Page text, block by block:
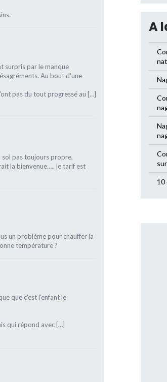
surpris par le manque
Au bout d'une
pas du tout progressé au […]
sol pas toujours propre,
la bienvenue….. le tarif est
un problème pour chauffer la
température ?
que c'est l'enfant le
qui répond avec […]
A
10